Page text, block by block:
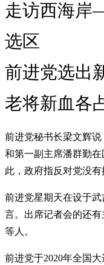
走访西海岸
选区
前进党选出
老将新血各
前进党秘书长梁文辉
和第一副主席潘群勤
此，政府指反对党没
前进党星期天在设于
言。出席记者会的还
等人。
前进党于2020年全国